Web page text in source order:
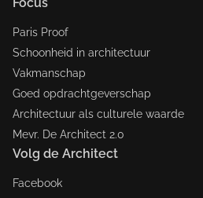
Paris Proof
Schoonheid in architectuur
Vakmanschap
Goed opdrachtgeverschap
Architectuur als culturele waarde
Mevr. De Architect 2.0
Volg de Architect
Facebook